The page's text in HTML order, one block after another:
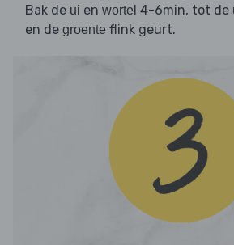
Bak de ui en wortel 4-6min, tot de
en de groente flink geurt.